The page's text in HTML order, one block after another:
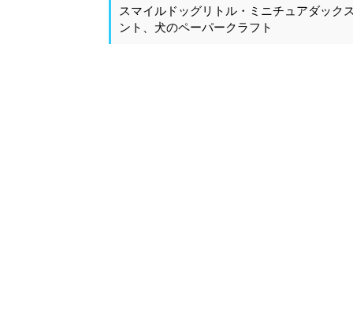
スマイルドッグリトル・ミニチュアダック
ント、犬のペーパークラフト